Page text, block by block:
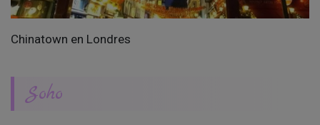
Chinatown en Londres
Soho